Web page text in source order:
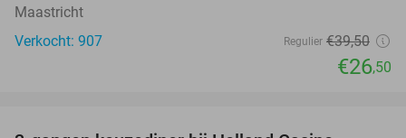
Maastricht
Verkocht: 907
Regulier €39,50
€26,50